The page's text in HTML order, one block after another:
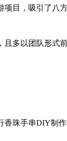
目，吸引了八
多以团队形
珠手串DIY制